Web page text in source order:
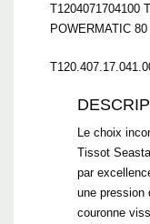
T1204071704100
POWERMATIC 80
Le choix
Tissot
par
une pression
couronne